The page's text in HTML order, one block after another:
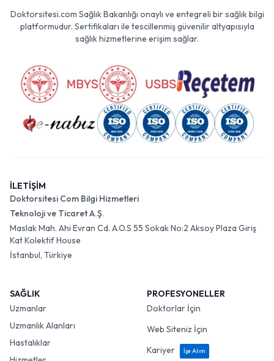
Doktorsitesi.com Sağlık Bakanlığı onaylı ve entegreli bir sağlık bilgi
platformudur. Sertifikaları ile tescillenmiş güvenilir altyapısıyla
sağlık hizmetlerine erişim sağlar.
İLETİŞİM
Doktorsitesi Com Bilgi Hizmetleri
Teknoloji ve Ticaret A.Ş.
Maslak Mah. Ahi Evran Cd. A.O.S 55 Sokak No:2 Aksoy Plaza Giriş
Kat Kolektif House
İstanbul, Türkiye
SAĞLIK
Uzmanlar
Uzmanlık Alanları
Hastalıklar
PROFESYONELLER
Doktorlar İçin
Web Siteniz İçin
Kariyer
İşe Alım